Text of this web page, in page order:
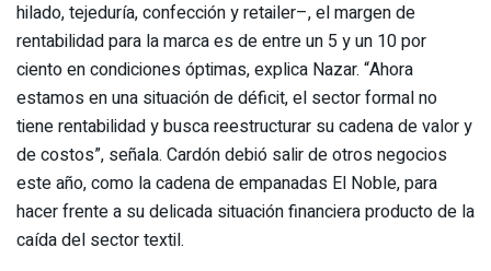
hilado, tejeduría, confección y retailer–, el margen de
rentabilidad para la marca es de entre un 5 y un 10 por
ciento en condiciones óptimas, explica Nazar. “Ahora
estamos en una situación de déficit, el sector formal no
tiene rentabilidad y busca reestructurar su cadena de valor y
de costos”, señala. Cardón debió salir de otros negocios
este año, como la cadena de empanadas El Noble, para
hacer frente a su delicada situación financiera producto de la
caída del sector textil.